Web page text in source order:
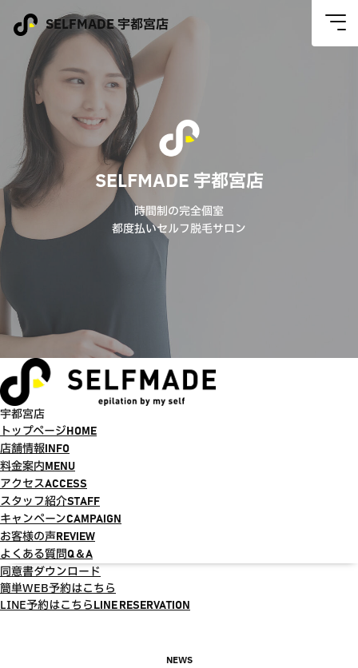
SELFMADE 宇都宮店
SELFMADE 宇都宮店
時間制の完全個室
都度払いセルフ脱毛サロン
宇都宮店
トップページ HOME
店舗情報 INFO
料金案内 MENU
アクセスACCESS
スタッフ紹介STAFF
キャンペーンCAMPAIGN
お客様の声 REVIEW
よくある質問Q＆A
同意書ダウンロード
簡単WEB予約はこちら
LINE予約はこちら LINE RESERVATION
NEWS